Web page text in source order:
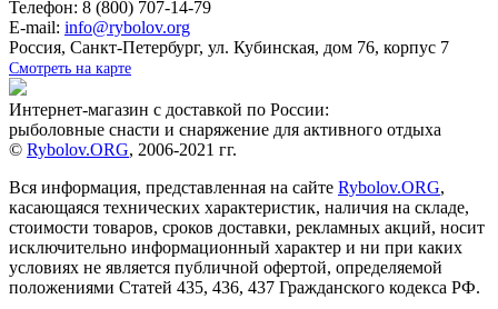
Телефон: 8 (800) 707-14-79
E-mail: info@rybolov.org
Россия, Санкт-Петербург, ул. Кубинская, дом 76, корпус 7
Смотреть на карте
Интернет-магазин с доставкой по России:
рыболовные снасти и снаряжение для активного отдыха
© Rybolov.ORG, 2006-2021 гг.
Вся информация, представленная на сайте Rybolov.ORG,
касающаяся технических характеристик, наличия на складе,
стоимости товаров, сроков доставки, рекламных акций, носит
исключительно информационный характер и ни при каких
условиях не является публичной офертой, определяемой
положениями Статей 435, 436, 437 Гражданского кодекса РФ.